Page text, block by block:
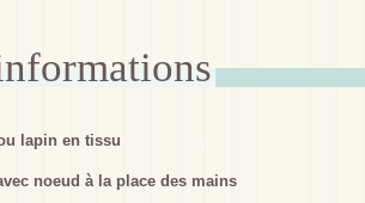
lapin en tissu
noeud à la place des mains